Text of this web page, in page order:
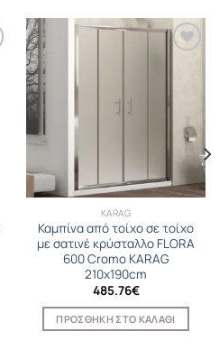
KARAG
Καμπίνα από τοίχο σε τοίχο
με σατινέ κρύσταλλο FLORA
600 Cromo KARAG
210x190cm
485.76€
ΠΡΟΣΘΉΚΗ ΣΤΟ ΚΑΛΆΘΙ